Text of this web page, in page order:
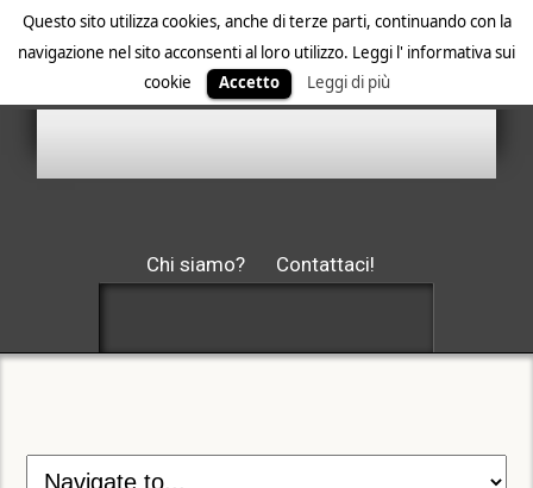
Questo sito utilizza cookies, anche di terze parti, continuando con la
navigazione nel sito acconsenti al loro utilizzo. Leggi l' informativa sui
cookie
Accetto Leggi di più
Chi siamo? Contattaci!